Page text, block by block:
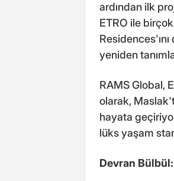
ardından ilk
ETRO ile
Residences'ını
yeniden
RAMS Global,
olarak,
hayata
lüks yaşam
Devran